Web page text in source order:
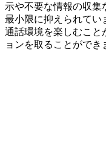
示や不要な情報の収
最小限に抑えられてい
通話環境を楽しむこと
ョンを取ることができ